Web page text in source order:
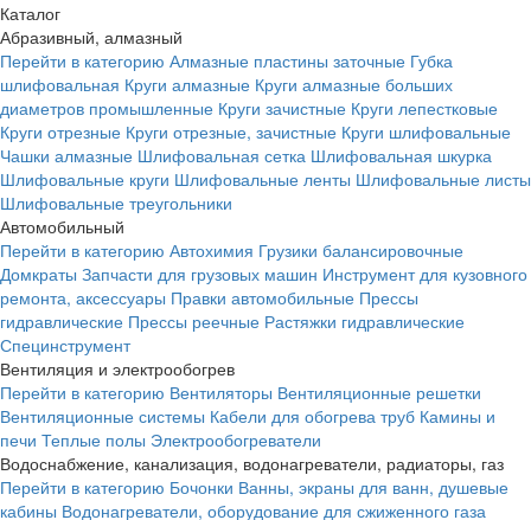
Каталог
Абразивный, алмазный
Перейти в категорию Алмазные пластины заточные Губка
шлифовальная Круги алмазные Круги алмазные больших
диаметров промышленные Круги зачистные Круги лепестковые
Круги отрезные Круги отрезные, зачистные Круги шлифовальные
Чашки алмазные Шлифовальная сетка Шлифовальная шкурка
Шлифовальные круги Шлифовальные ленты Шлифовальные листы
Шлифовальные треугольники
Автомобильный
Перейти в категорию Автохимия Грузики балансировочные
Домкраты Запчасти для грузовых машин Инструмент для кузовного
ремонта, аксессуары Правки автомобильные Прессы
гидравлические Прессы реечные Растяжки гидравлические
Специнструмент
Вентиляция и электрообогрев
Перейти в категорию Вентиляторы Вентиляционные решетки
Вентиляционные системы Кабели для обогрева труб Камины и
печи Теплые полы Электрообогреватели
Водоснабжение, канализация, водонагреватели, радиаторы, газ
Перейти в категорию Бочонки Ванны, экраны для ванн, душевые
кабины Водонагреватели, оборудование для сжиженного газа